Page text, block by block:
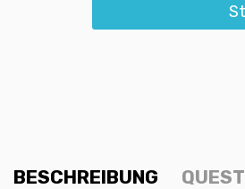
BESCHREIBUNG